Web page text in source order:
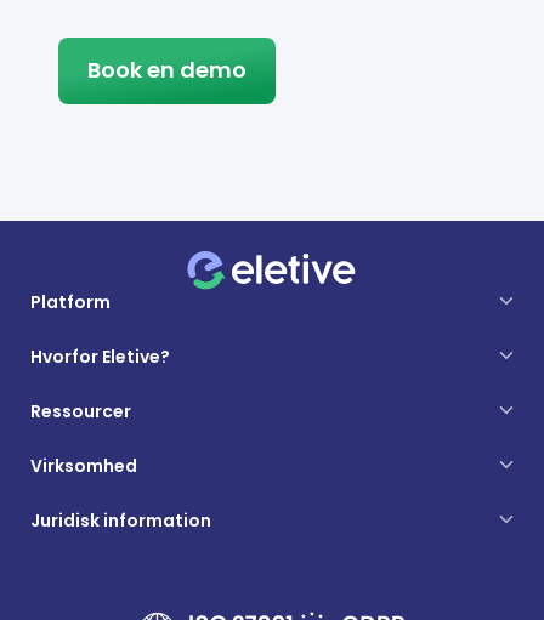
Book en demo
Platform
Hvorfor Eletive?
Ressourcer
Virksomhed
Juridisk information